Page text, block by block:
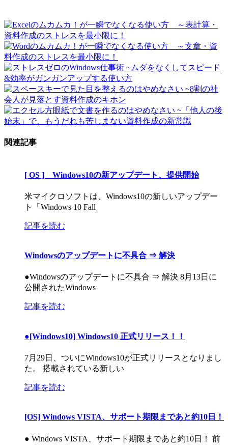
関連記事
[ OS ] Windows10の新アップデート、提供開始
米マイクロソフトは、Windows10の新しいアップデー
ト「Windows 10 Fall
記事を読む
Windowsのアップデートに不具合 ⇒ 解決
●Windowsのアップデートに不具合 ⇒ 解決 8月13日に
公開されたWindows
記事を読む
●[Windows10] Windows10 正式リリース！！
7月29日、ついにWindows10が正式リリースとなりまし
た。 搭載されている新しい
記事を読む
[OS] Windows VISTA、サポート期限まであと約10日！
● Windows VISTA、サポート期限まであと約10日！ 前